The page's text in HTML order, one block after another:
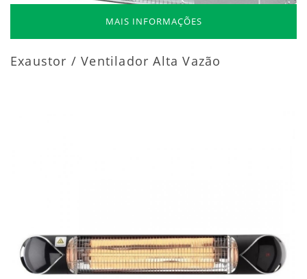
MAIS INFORMAÇÕES
Exaustor / Ventilador Alta Vazão